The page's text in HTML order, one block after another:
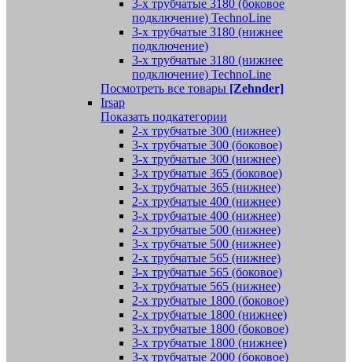
3-х трубчатые 3180 (боковое
подключение) TechnoLine
3-х трубчатые 3180 (нижнее
подключение)
3-х трубчатые 3180 (нижнее
подключение) TechnoLine
Посмотреть все товары [Zehnder]
Irsap
Показать подкатегории
2-х трубчатые 300 (нижнее)
3-х трубчатые 300 (боковое)
3-х трубчатые 300 (нижнее)
3-х трубчатые 365 (боковое)
3-х трубчатые 365 (нижнее)
2-х трубчатые 400 (нижнее)
3-х трубчатые 400 (нижнее)
2-х трубчатые 500 (нижнее)
3-х трубчатые 500 (нижнее)
2-х трубчатые 565 (нижнее)
3-х трубчатые 565 (боковое)
3-х трубчатые 565 (нижнее)
2-х трубчатые 1800 (боковое)
2-х трубчатые 1800 (нижнее)
3-х трубчатые 1800 (боковое)
3-х трубчатые 1800 (нижнее)
3-х трубчатые 2000 (боковое)